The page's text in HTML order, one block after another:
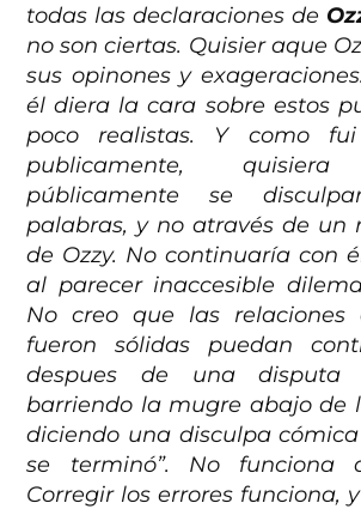
todas las declaraciones de
no son ciertas. Quisier aque
sus opinones y
él diera la cara sobre estos
poco realistas. Y como fui
publicamente,
públicamente se
palabras, y no através de un
de Ozzy. No continuaría con
al parecer inaccesible
No creo que las relaciones
fueron sólidas puedan
despues de una disputa
barriendo la mugre abajo de
diciendo una disculpa cómica
se terminó”. No funciona
Corregir los errores funciona,